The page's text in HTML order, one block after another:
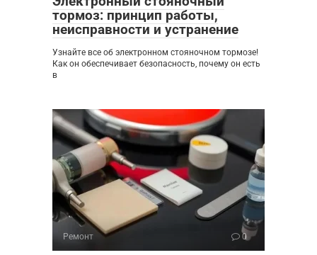
тормоз: принцип работы,
неисправности и устранение
Узнайте все об электронном стояночном тормозе!
Как он обеспечивает безопасность, почему он есть
в
Ремонт 0